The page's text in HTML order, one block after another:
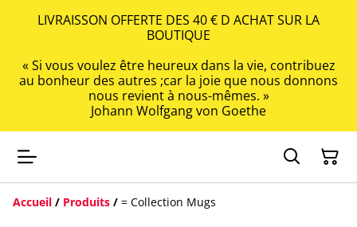
LIVRAISSON OFFERTE DES 40 € D ACHAT SUR LA
BOUTIQUE
« Si vous voulez être heureux dans la vie, contribuez
au bonheur des autres ;car la joie que nous donnons
nous revient à nous-mêmes. »
Johann Wolfgang von Goethe
Accueil / Produits / = Collection Mugs